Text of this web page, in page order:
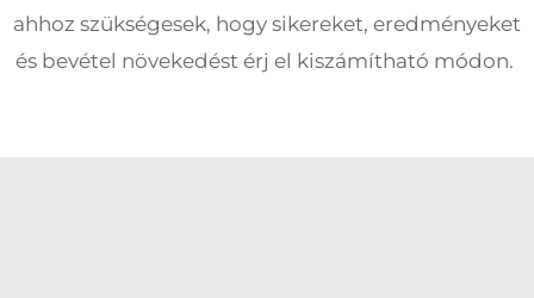
ahhoz szükségesek, hogy sikereket, eredményeket
és bevétel növekedést érj el kiszámítható módon. ⁣